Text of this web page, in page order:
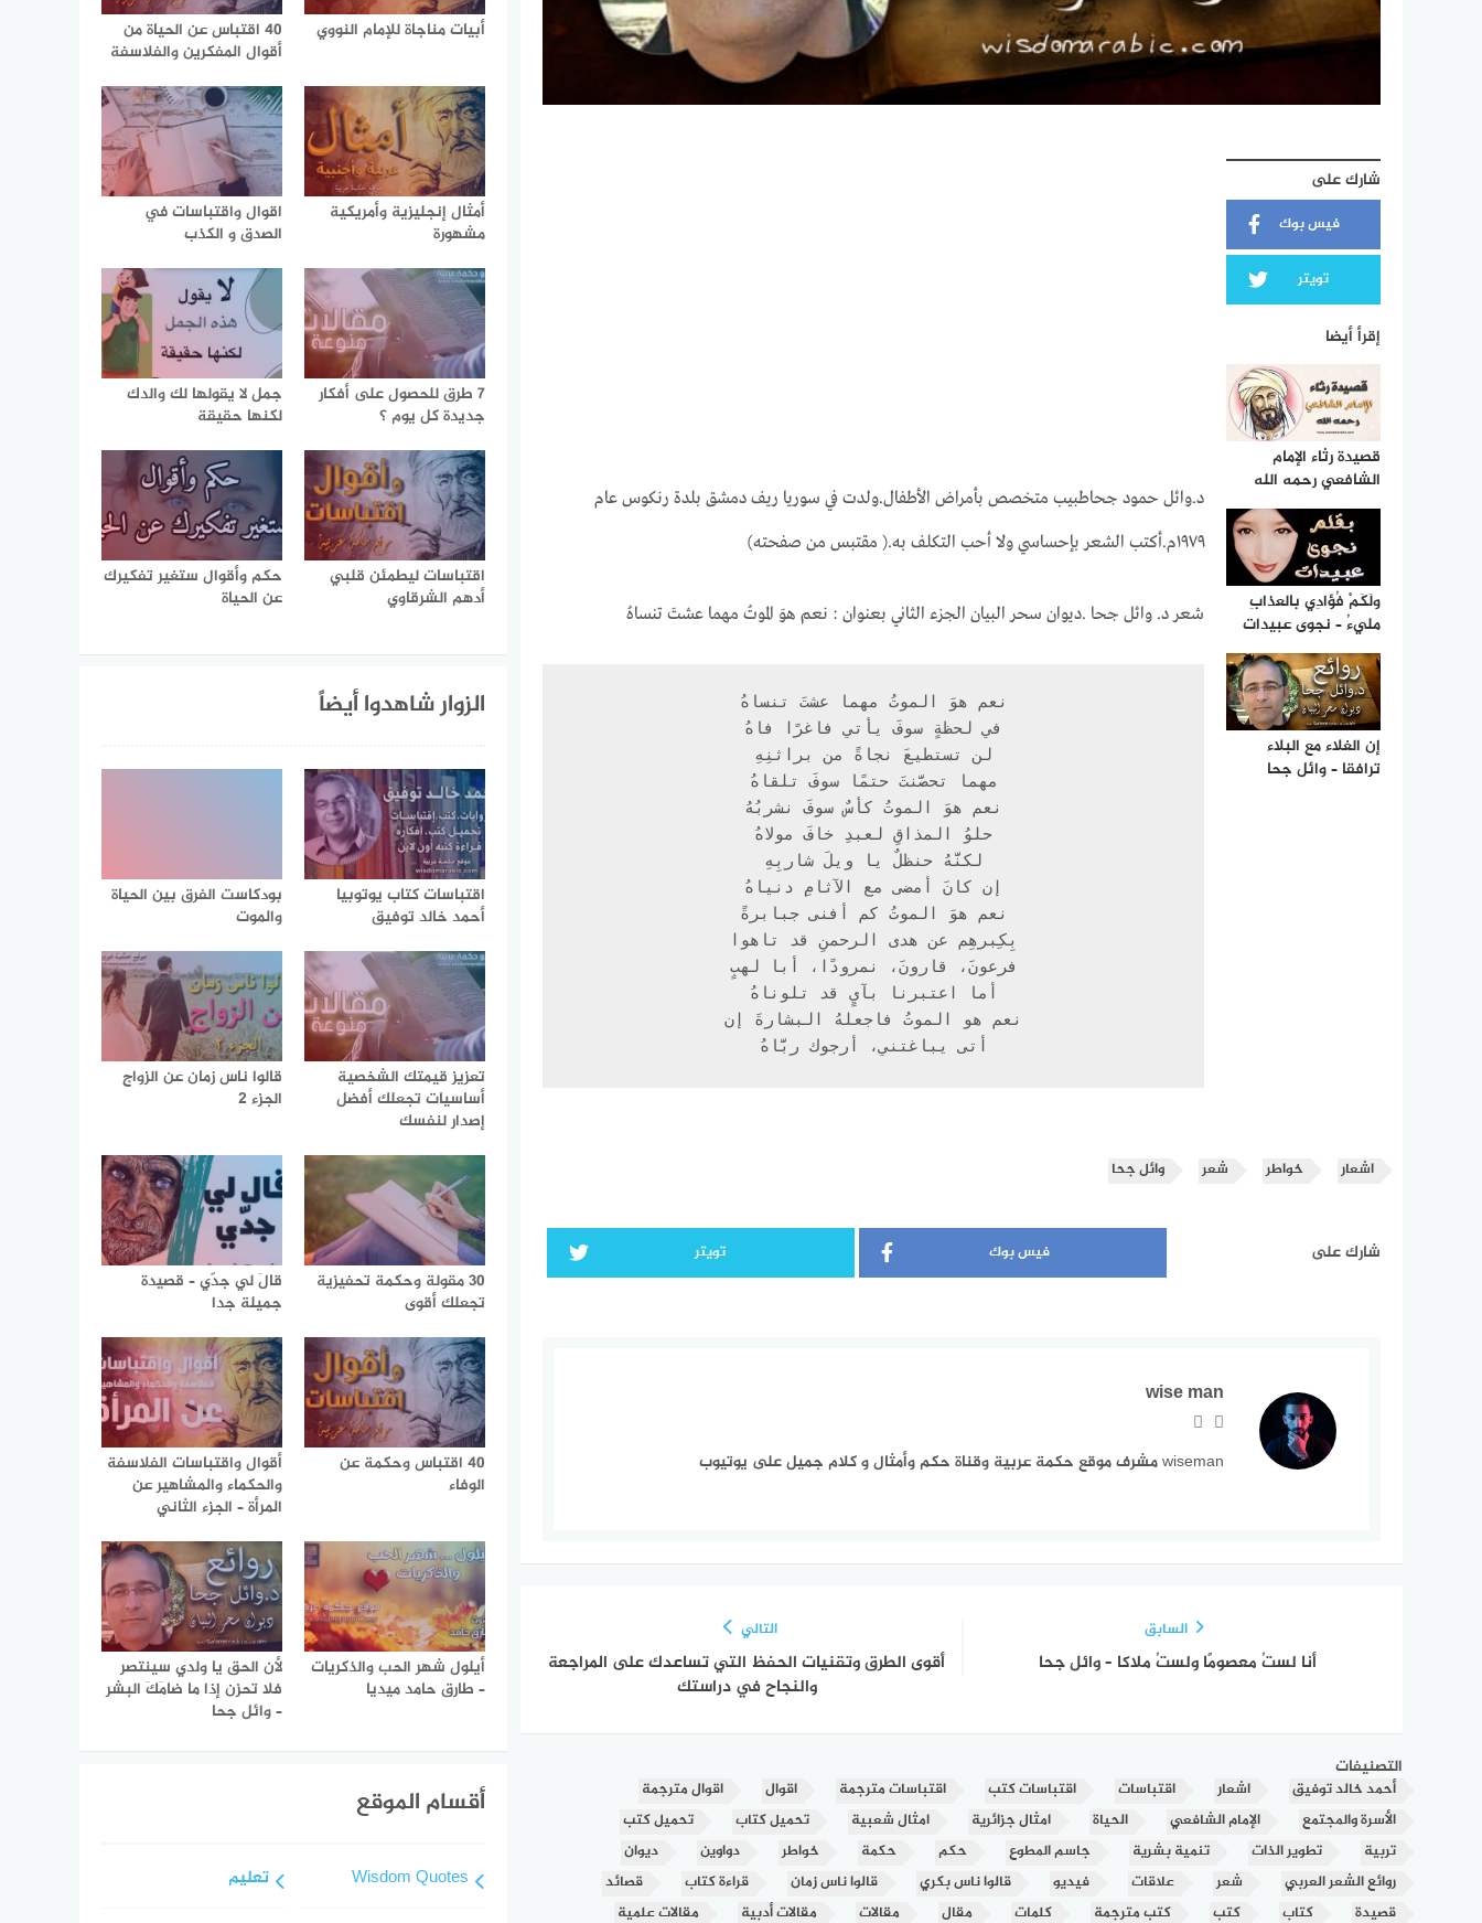
شارك على
فيس بوك
تويتر
إقرأ أيضا
قصيدة رثاء الإمام
الشافعي رحمه الله
ولَكَمْ فُؤادِي بالعذابِ
مليءُ – نجوى عبيدات
إن الغلاء مع البلاء
ترافقا – وائل جحا
د.وائل حمود جحاطبيب متخصص بأمراض الأطفال.ولدت في سوريا ريف دمشق بلدة رنكوس عام
١٩٧٩م.أكتب الشعر بإحساسي ولا أحب التكلف به.( مقتبس من صفحته)
شعر د. وائل جحا .ديوان سحر البيان الجزء الثاني بعنوان : نعم هوَ الموتُ مهما عشتَ تنساهُ
نعم هو الموتُ فاجعلهُ البشارةَ إن
أتى يباغتني، أرجوك ربَّاهُ
اشعار خواطر شعر وائل جحا
شارك على فيس بوك تويتر
wise man
wiseman مشرف موقع حكمة عربية وقناة حكم وأمثال و كلام جميل على يوتيوب
السابق
أنا لستُ معصومًا ولستُ ملاكا – وائل جحا
التالي
أقوى الطرق وتقنيات الحفظ التي تساعدك على المراجعة
والنجاح في دراستك
التصنيفات
أحمد خالد توفيق اشعار اقتباسات اقتباسات كتب اقتباسات مترجمة اقوال
اقوال مترجمة
الأسرة والمجتمع
الإمام الشافعي الحياة امثال جزائرية امثال شعبية تحميل كتاب
تحميل كتب
تربية
تطوير الذات تنمية بشرية جاسم المطوع حكم حكمة خواطر دواوين
ديوان
روائع الشعر العربي
شعر علاقات فيديو قالوا ناس بكري قالوا ناس زمان قراءة كتاب
قصائد
قصيدة
كتاب كتب كتب مترجمة كلمات مقال مقالات مقالات أدبية مقالات علمية
أبيات مناجاة للإمام النووي
40 اقتباس عن الحياة من
أقوال المفكرين والفلاسفة
أمثال إنجليزية وأمريكية
مشهورة
اقوال واقتباسات في
الصدق و الكذب
7 طرق للحصول على أفكار
جديدة كل يوم ؟
جمل لا يقولها لك والدك
لكنها حقيقة
اقتباسات ليطمئن قلبي
أدهم الشرقاوي
حكم وأقوال ستغير تفكيرك
عن الحياة
الزوار شاهدوا أيضاً
اقتباسات كتاب يوتوبيا
أحمد خالد توفيق
بودكاست الفرق بين الحياة
والموت
تعزيز قيمتك الشخصية
أساسيات تجعلك أفضل
إصدار لنفسك
قالوا ناس زمان عن الزواج
الجزء 2
30 مقولة وحكمة تحفيزية
تجعلك أقوى
قالَ لي جدّي – قصيدة
جميلة جدا
40 اقتباس وحكمة عن
الوفاء
أقوال واقتباسات الفلاسفة
والحكماء والمشاهير عن
المرأة – الجزء الثاني
أيلول شهر الحب والذكريات
– طارق حامد ميديا
لأن الحق يا ولدي سينتصر
فلا تحزن إذا ما ضامَكَ البشر
– وائل جحا
أقسام الموقع
Wisdom Quotes تعليم